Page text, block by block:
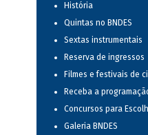
História
Quintas no BNDES
Sextas instrumentais
Reserva de ingressos
Filmes e festivais de
Receba a
Concursos para
Galeria BNDES